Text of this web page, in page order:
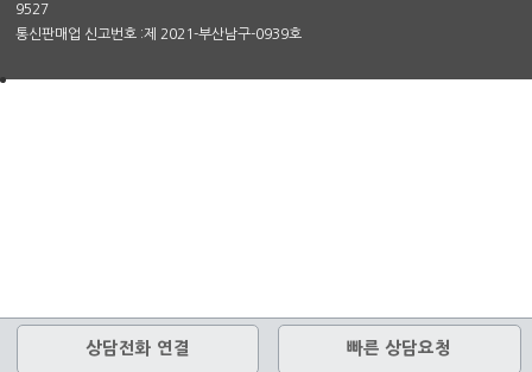
9527
통신판매업 신고번호 :제 2021-부산남구-0939호
상담전화 연결 빠른 상담요청